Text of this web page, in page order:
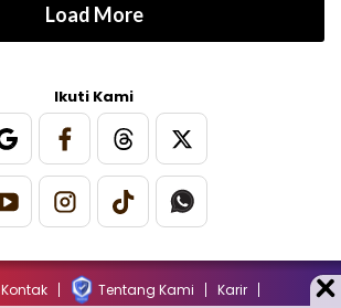
Load More
Ikuti Kami
Kontak Tentang Kami Karir